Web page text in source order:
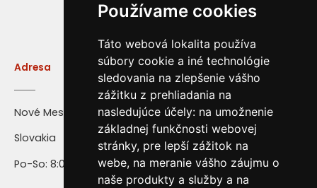
Používame cookies
Táto webová lokalita používa
súbory cookie a iné technológie
sledovania na zlepšenie vášho
zážitku z prehliadania na
nasledujúce účely: na umožnenie
základnej funkčnosti webovej
stránky, pre lepší zážitok na
webe, na meranie vášho záujmu o
naše produkty a služby a na
Adresa
Nové Mesto nad Váhom
Slovakia
Po-So: 8:00 - 16:00